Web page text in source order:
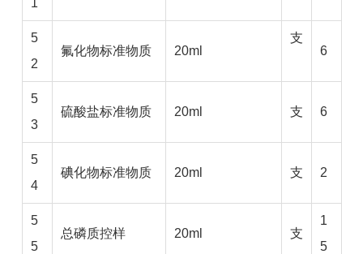
5
2
氟化物标准物质 20ml
支
6
5
3
硫酸盐标准物质 20ml 支 6
5
4
碘化物标准物质 20ml 支 2
5
5
总磷质控样 20ml 支
1
5